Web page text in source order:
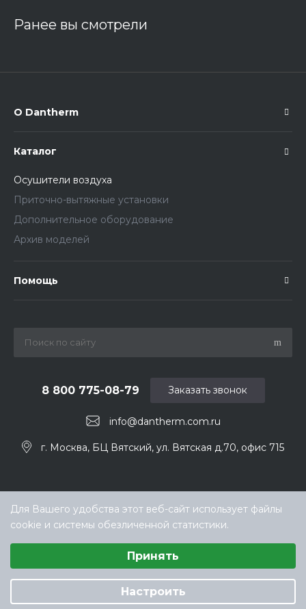
Ранее вы смотрели
О Dantherm
Каталог
Осушители воздуха
Приточно-вытяжные установки
Дополнительное оборудование
Архив моделей
Помощь
info@dantherm.com.ru
8 800 775-08-79
г. Москва, БЦ Вятский, ул. Вятская д.70, офис 715
Заказать звонок
дилер Dantherm в РФ
Для Вашего удобства этот веб-сайт использует файлы
cookie и системы обезличенной статистики.
Принять
Настроить